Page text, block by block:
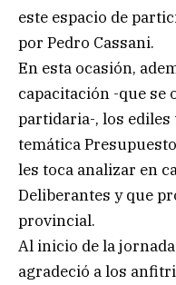
este espacio de
por Pedro Cassani.
En esta ocasión,
capacitación -que se
partidaria-, los
temática
les toca analizar en
Deliberantes y que
provincial.
Al inicio de la
agradeció a los